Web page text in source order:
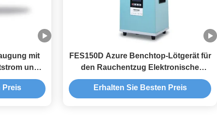
mit
und
für die
Preis
FES150D Azure Benchtop-Lötgerät für
den Rauchentzug Elektronische
Rauchentzugsanlage
Erhalten Sie Besten Preis